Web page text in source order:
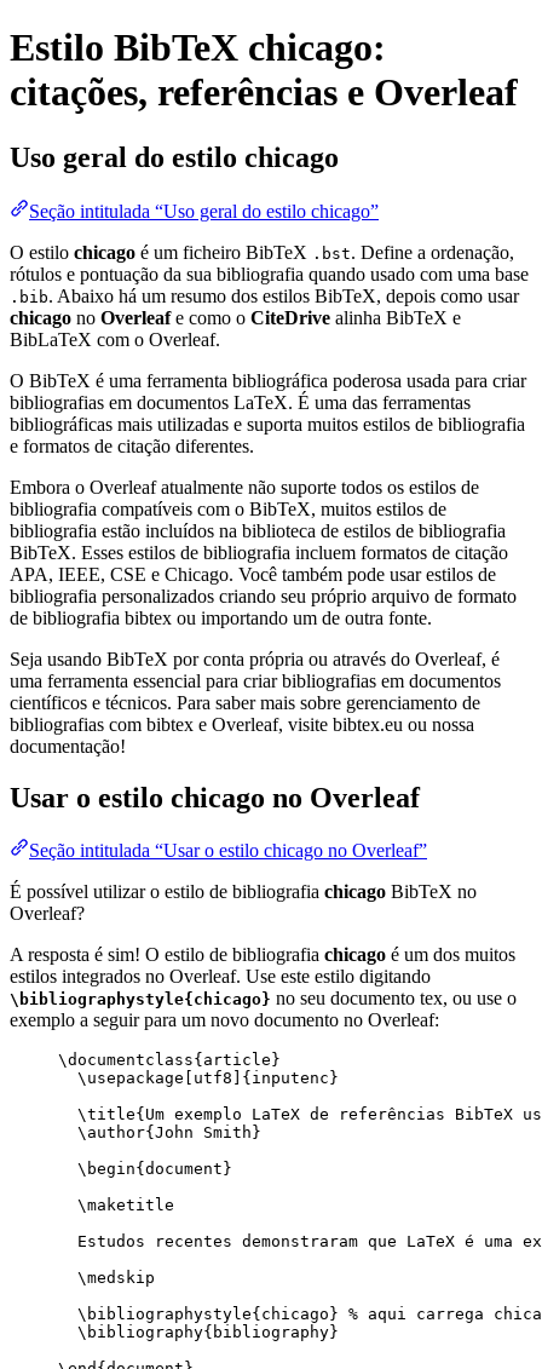
Estilo BibTeX chicago:
citações, referências e Overleaf
Uso geral do estilo chicago
Seção intitulada “Uso geral do estilo chicago”
O estilo chicago é um ficheiro BibTeX .bst. Define a ordenação,
rótulos e pontuação da sua bibliografia quando usado com uma base
.bib. Abaixo há um resumo dos estilos BibTeX, depois como usar
chicago no Overleafe como o CiteDrive alinha BibTeX e
BibLaTeX com o Overleaf.
O BibTeX é uma ferramenta bibliográfica poderosa usada para criar
bibliografias em documentos LaTeX. É uma das ferramentas
bibliográficas mais utilizadas e suporta muitos estilos de bibliografia
e formatos de citação diferentes.
Embora o Overleaf atualmente não suporte todos os estilos de
bibliografia compatíveis com o BibTeX, muitos estilos de
bibliografia estão incluídos na biblioteca de estilos de bibliografia
BibTeX. Esses estilos de bibliografia incluem formatos de citação
APA, IEEE, CSE e Chicago. Você também pode usar estilos de
bibliografia personalizados criando seu próprio arquivo de formato
de bibliografia bibtex ou importando um de outra fonte.
Seja usando BibTeX por conta própria ou através do Overleaf, é
uma ferramenta essencial para criar bibliografias em documentos
científicos e técnicos. Para saber mais sobre gerenciamento de
bibliografias com bibtex e Overleaf, visite bibtex.eu ou nossa
documentação!
Usar o estilo chicago no Overleaf
Seção intitulada “Usar o estilo chicago no Overleaf”
É possível utilizar o estilo de bibliografia chicago BibTeX no
Overleaf?
A resposta é sim! O estilo de bibliografia chicago é um dos muitos
estilos integrados no Overleaf. Use este estilo digitando
\bibliographystyle{chicago} no seu documento tex, ou use o
exemplo a seguir para um novo documento no Overleaf:
\documentclass{ article }
\usepackage
utf8 ]{ inputenc }
\title{Um exemplo LaTeX de referências
\author{John Smith}
\begin{ document }
\maketitle
Estudos recentes demonstraram que LaTeX é
\medskip
\bibliographystyle{chicago} % aqui carrega
\bibliography{bibliography}